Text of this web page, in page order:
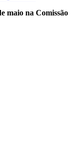
maio na Comissão